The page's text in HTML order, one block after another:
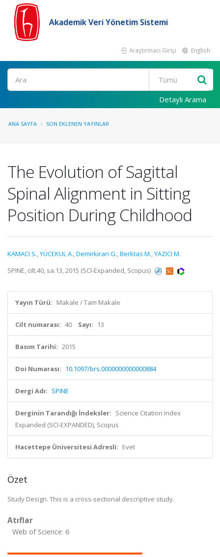
Akademik Veri Yönetim Sistemi
Araştırmacı Girişi English
Ara
Detaylı Arama
ANA SAYFA SON EKLENEN YAYINLAR
The Evolution of Sagittal
Spinal Alignment in Sitting
Position During Childhood
KAMACI S.,YÜCEKUL A.,Demirkiran G.,Berktas M.,YAZICI M.
SPINE, cilt.40, sa.13, 2015 (SCI-Expanded, Scopus)
Yayın Türü: Makale / Tam Makale
Cilt numarası: 40 Sayı: 13
Basım Tarihi: 2015
Doi Numarası: 10.1097/brs.0000000000000884
Dergi Adı: SPINE
Derginin Tarandığı İndeksler: Science Citation Index
Expanded (SCI-EXPANDED), Scopus
Hacettepe Üniversitesi Adresli: Evet
Özet
Study Design. This is a cross-sectional descriptive study.
Atıflar
Web of Science: 6